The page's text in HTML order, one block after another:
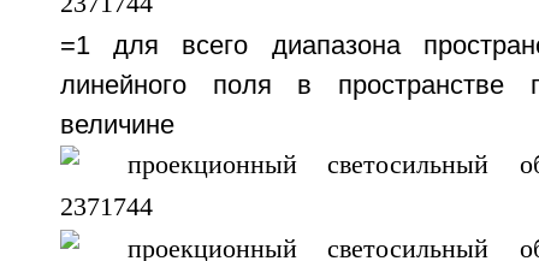
=1 для всего диапазона
линейного поля в пространстве
величине